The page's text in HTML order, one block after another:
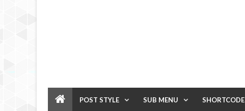
POST STYLE SUB MENU SHORTCODE